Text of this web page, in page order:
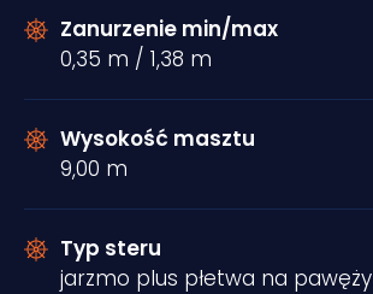
Zanurzenie min/max
0,35 m / 1,38 m
Wysokość masztu
9,00 m
Typ steru
jarzmo plus płetwa na pawęży